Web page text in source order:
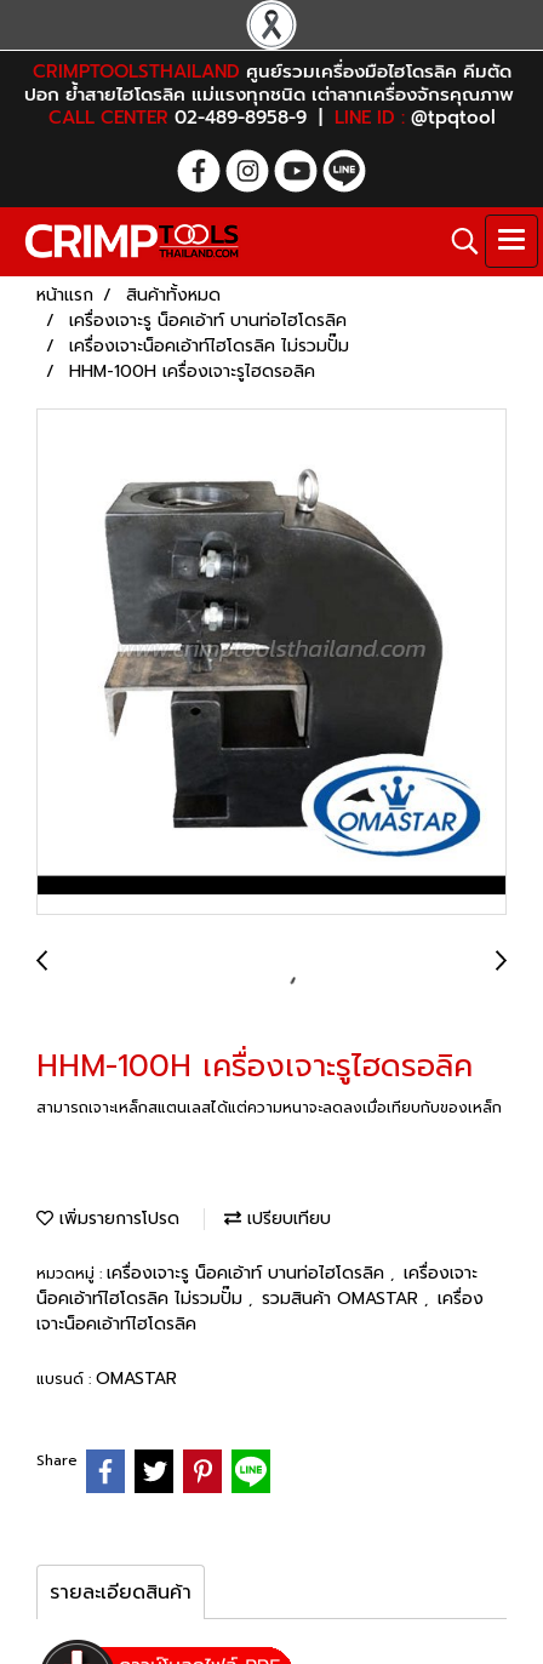
CRIMPTOOLSTHAILAND ศูนย์รวมเครื่องมือไฮโดรลิค คีมตัด
ปอก ย้ำสายไฮโดรลิค แม่แรงทุกชนิด เต่าลากเครื่องจักรคุณภาพ
CALL CENTER 02-489-8958-9 | LINE ID :@tpqtool
หน้าแรก
สินค้าทั้งหมด
เครื่องเจาะรู น็อคเอ้าท์ บานท่อไฮโดรลิค
เครื่องเจาะน็อคเอ้าท์ไฮโดรลิค ไม่รวมปั๊ม
HHM-100H เครื่องเจาะรูไฮดรอลิค
HHM-100H เครื่องเจาะรูไฮดรอลิค
สามารถเจาะเหล็กสแตนเลสได้แต่ความหนาจะลดลงเมื่อเทียบกับของเหล็ก
เพิ่มรายการโปรด เปรียบเทียบ
หมวดหมู่ : เครื่องเจาะรู น็อคเอ้าท์ บานท่อไฮโดรลิค , เครื่องเจาะ
น็อคเอ้าท์ไฮโดรลิค ไม่รวมปั๊ม , รวมสินค้า OMASTAR , เครื่อง
เจาะน็อคเอ้าท์ไฮโดรลิค
แบรนด์ : OMASTAR
Share
รายละเอียดสินค้า